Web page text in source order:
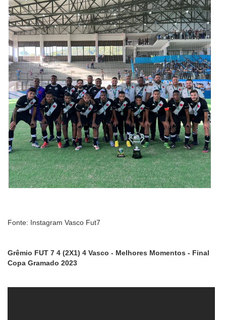
Fonte: Instagram Vasco Fut7
Grêmio FUT 7 4 (2X1) 4 Vasco - Melhores Momentos - Final
Copa Gramado 2023